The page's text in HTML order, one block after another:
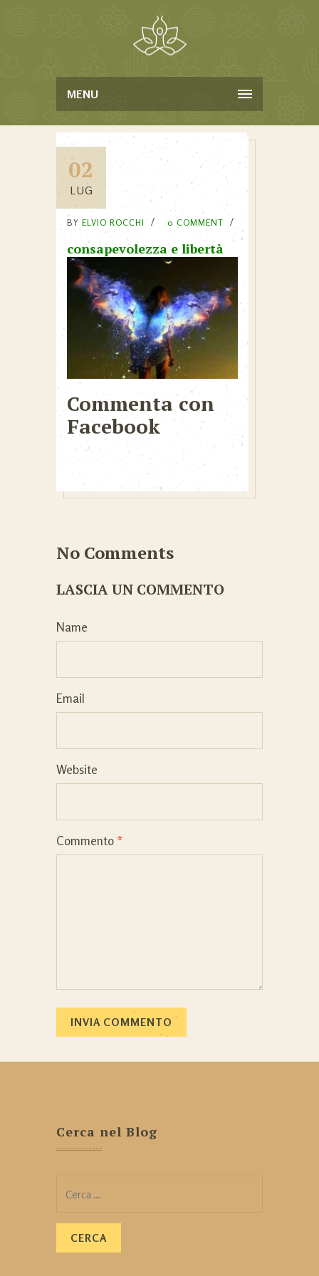
MENU
02
LUG
BY ELVIO ROCCHI 0 COMMENT
consapevolezza e libertà
Commenta con
Facebook
No Comments
LASCIA UN COMMENTO
Name
Email
Website
Commento *
Cerca nel Blog